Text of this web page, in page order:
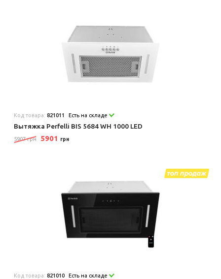
Код товара:821011 Есть на складе
Вытяжка Perfelli BIS 5684 WH 1000 LED
5907 грн 5901 грн
Код товара:821010 Есть на складе